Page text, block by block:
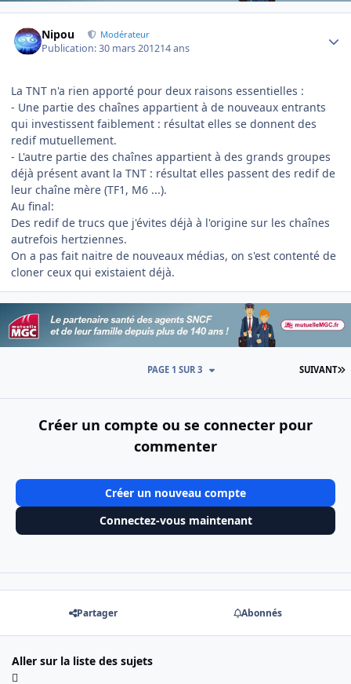
Nipou Modérateur
Publication:30 mars 201214 ans
La TNT n'a rien apporté pour deux raisons essentielles :
- Une partie des chaînes appartient à de nouveaux entrants
qui investissent faiblement : résultat elles se donnent des
redif mutuellement.
- L'autre partie des chaînes appartient à des grands groupes
déjà présent avant la TNT : résultat elles passent des redif de
leur chaîne mère (TF1, M6 ...).
Au final:
Des redif de trucs que j'évites déjà à l'origine sur les chaînes
autrefois hertziennes.
On a pas fait naitre de nouveaux médias, on s'est contenté de
cloner ceux qui existaient déjà.
SUIVANT
PAGE 1 SUR 3
Créer un compte ou se connecter pour
commenter
Créer un nouveau compte
Connectez-vous maintenant
Partager Abonnés
Aller sur la liste des sujets